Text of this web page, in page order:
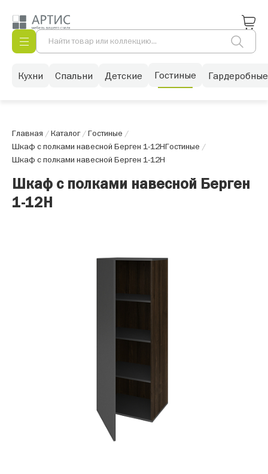
Кухни Спальни Детские Гостиные Гардеробные
Главная /Каталог/Гостиные /
Шкаф с полками навесной Берген 1-12НГостиные /
Шкаф с полками навесной Берген 1-12Н
Шкаф с полками навесной Берген
1-12Н